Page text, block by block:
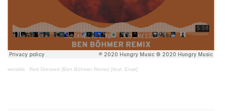
worakls · Red Dressed (Ben Böhmer Remix) [feat. Eivør]